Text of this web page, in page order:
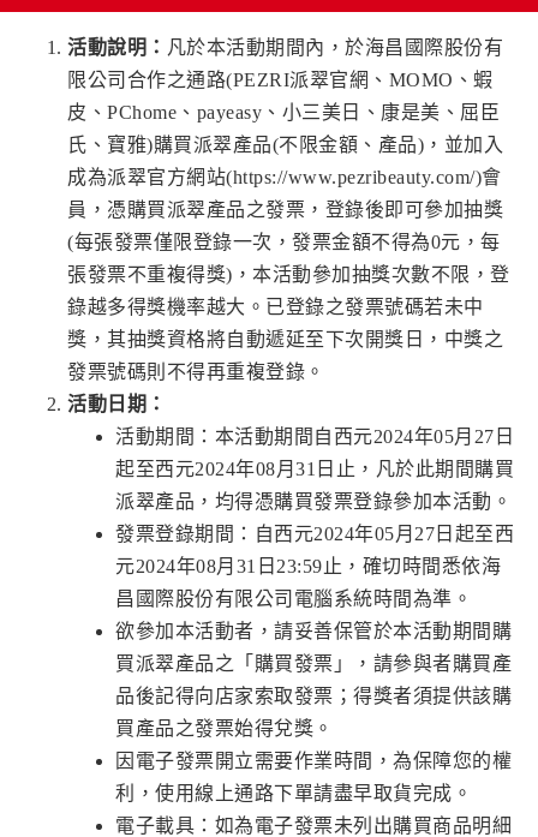
活動說明： 凡於本活動期間內，於海昌國際股份有
限公司合作之通路(PEZRI派翠官網、MOMO、蝦
皮、PChome、payeasy、小三美日、康是美、屈臣
氏、寶雅)購買派翠產品(不限金額、產品)，並加入
成為派翠官方網站(https://www.pezribeauty.com/)會
員，憑購買派翠產品之發票，登錄後即可參加抽獎
(每張發票僅限登錄一次，發票金額不得為0元，每
張發票不重複得獎)，本活動參加抽獎次數不限，登
錄越多得獎機率越大。已登錄之發票號碼若未中
獎，其抽獎資格將自動遞延至下次開獎日，中獎之
發票號碼則不得再重複登錄。
活動日期：
活動期間：本活動期間自西元2024年05月27日
起至西元2024年08月31日止，凡於此期間購買
派翠產品，均得憑購買發票登錄參加本活動。
發票登錄期間：自西元2024年05月27日起至西
元2024年08月31日23:59止，確切時間悉依海
昌國際股份有限公司電腦系統時間為準。
欲參加本活動者，請妥善保管於本活動期間購
買派翠產品之「購買發票」，請參與者購買產
品後記得向店家索取發票；得獎者須提供該購
買產品之發票始得兌獎。
因電子發票開立需要作業時間，為保障您的權
利，使用線上通路下單請盡早取貨完成。
電子載具：如為電子發票未列出購買商品明細